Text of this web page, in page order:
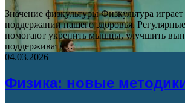
Значение физкультуры Физкультура
поддержании нашего здоровья.
помогают укрепить мышцы, улучшить
поддерживать…
04.03.2026
Физика: новые